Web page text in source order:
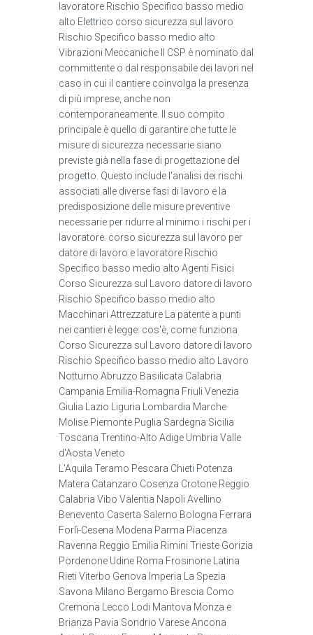
lavoratore Rischio Specifico basso medio
alto Elettrico corso sicurezza sul lavoro
Rischio Specifico basso medio alto
Vibrazioni Meccaniche Il CSP è nominato dal
committente o dal responsabile dei lavori nel
caso in cui il cantiere coinvolga la presenza
di più imprese, anche non
contemporaneamente. Il suo compito
principale è quello di garantire che tutte le
misure di sicurezza necessarie siano
previste già nella fase di progettazione del
progetto. Questo include l'analisi dei rischi
associati alle diverse fasi di lavoro e la
predisposizione delle misure preventive
necessarie per ridurre al minimo i rischi per i
lavoratore. corso sicurezza sul lavoro per
datore di lavoro e lavoratore Rischio
Specifico basso medio alto Agenti Fisici
Corso Sicurezza sul Lavoro datore di lavoro
Rischio Specifico basso medio alto
Macchinari Attrezzature La patente a punti
nei cantieri è legge: cos'è, come funziona
Corso Sicurezza sul Lavoro datore di lavoro
Rischio Specifico basso medio alto Lavoro
Notturno Abruzzo Basilicata Calabria
Campania Emilia-Romagna Friuli Venezia
Giulia Lazio Liguria Lombardia Marche
Molise Piemonte Puglia Sardegna Sicilia
Toscana Trentino-Alto Adige Umbria Valle
d'Aosta Veneto
L'Aquila Teramo Pescara Chieti Potenza
Matera Catanzaro Cosenza Crotone Reggio
Calabria Vibo Valentia Napoli Avellino
Benevento Caserta Salerno Bologna Ferrara
Forlì-Cesena Modena Parma Piacenza
Ravenna Reggio Emilia Rimini Trieste Gorizia
Pordenone Udine Roma Frosinone Latina
Rieti Viterbo Genova Imperia La Spezia
Savona Milano Bergamo Brescia Como
Cremona Lecco Lodi Mantova Monza e
Brianza Pavia Sondrio Varese Ancona